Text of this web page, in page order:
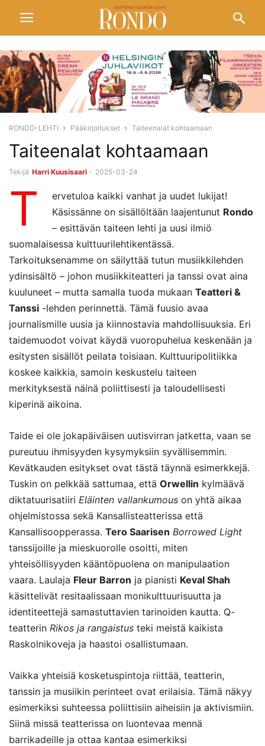
RONDO-LEHTI Pääkirjoitukset Taiteenalat kohtaamaan
Taiteenalat kohtaamaan
Tekijä Harri Kuusisaari - 2025-03-24
T
ervetuloa kaikki vanhat ja uudet lukijat!
Käsissänne on sisällöltään laajentunut Rondo
– esittävän taiteen lehti ja uusi ilmiö
suomalaisessa kulttuurilehtikentässä.
Tarkoituksenamme on säilyttää tutun musiikkilehden
ydinsisältö – johon musiikkiteatteri ja tanssi ovat aina
kuuluneet – mutta samalla tuoda mukaan Teatteri &
Tanssi -lehden perinnettä. Tämä fuusio avaa
journalismille uusia ja kiinnostavia mahdollisuuksia. Eri
taidemuodot voivat käydä vuoropuhelua keskenään ja
esitysten sisällöt peilata toisiaan. Kulttuuripolitiikka
koskee kaikkia, samoin keskustelu taiteen
merkityksestä näinä poliittisesti ja taloudellisesti
kiperinä aikoina.
Taide ei ole jokapäiväisen uutisvirran jatketta, vaan se
pureutuu ihmisyyden kysymyksiin syvällisemmin.
Kevätkauden esitykset ovat tästä täynnä esimerkkejä.
Tuskin on pelkkää sattumaa, että Orwellin kylmäävä
diktatuurisatiiri Eläinten vallankumous on yhtä aikaa
ohjelmistossa sekä Kansallisteatterissa että
Kansallisoopperassa. Tero Saarisen Borrowed Light
tanssijoille ja mieskuorolle osoitti, miten
yhteisöllisyyden kääntöpuolena on manipulaation
vaara. Laulaja Fleur Barron ja pianisti Keval Shah
käsittelivät resitaalissaan monikulttuurisuutta ja
identiteettejä samastuttavien tarinoiden kautta. Q-
teatterin Rikos ja rangaistus teki meistä kaikista
Raskolnikoveja ja haastoi osallistumaan.
Vaikka yhteisiä kosketuspintoja riittää, teatterin,
tanssin ja musiikin perinteet ovat erilaisia. Tämä näkyy
esimerkiksi suhteessa poliittisiin aiheisiin ja aktivismiin.
Siinä missä teatterissa on luontevaa mennä
barrikadeille ja ottaa kantaa esimerkiksi